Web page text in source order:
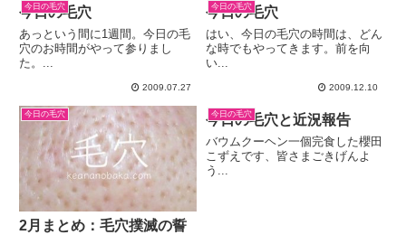
今日の毛穴
今日の毛穴
あっという間に1週間。今日の毛
穴のお時間がやって参りまし
た。...
2009.07.27
今日の毛穴
今日の毛穴
はい、今日の毛穴の時間は、どん
な時でもやってきます。前を向
い...
2009.12.10
今日の毛穴
2月まとめ：毛穴撲滅の誓
今日の毛穴
今日の毛穴と近況報告
バウムクーヘン一個完食した櫻田
こずえです、皆さまごきげんよ
う...